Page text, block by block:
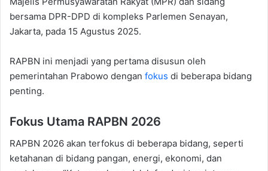
bersama DPR-DPD di kompleks Parlemen Senayan,
Jakarta, pada 15 Agustus 2025.
RAPBN ini menjadi yang pertama disusun oleh
pemerintahan Prabowo dengan fokus di beberapa bidang
penting.
Fokus Utama RAPBN 2026
RAPBN 2026 akan terfokus di beberapa bidang, seperti
ketahanan di bidang pangan, energi, ekonomi, dan